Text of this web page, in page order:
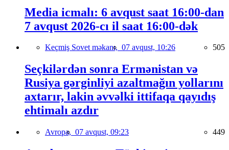
Media icmalı: 6 avqust saat 16:00-dan
7 avqust 2026-cı il saat 16:00-dək
Keçmiş Sovet məkanı, 07 avqust, 10:26 505
Seçkilərdən sonra Ermənistan və
Rusiya gərginliyi azaltmağın yollarını
axtarır, lakin əvvəlki ittifaqa qayıdış
ehtimalı azdır
Avropa, 07 avqust, 09:23 449